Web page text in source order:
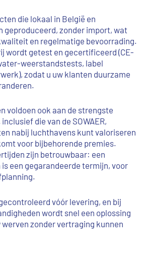
die lokaal in België en
geproduceerd, zonder import, wat
en regelmatige bevoorrading.
wordt getest en gecertificeerd (CE-
weerstandstests, label
zodat u uw klanten duurzame
voldoen ook aan de strengste
die van de SOWAER,
nabij luchthavens kunt valoriseren
voor bijbehorende premies.
zijn betrouwbaar: een
een gegarandeerde termijn, voor
vóór levering, en bij
wordt snel een oplossing
werven zonder vertraging kunnen